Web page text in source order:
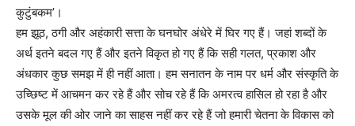
कुटुंबकम’।
हम झूठ, ठगी और अहंकारी सत्ता के घनघोर अंधेरे में घिर गए हैं। जहां शब्दों के
अर्थ इतने बदल गए हैं और इतने विकृत हो गए हैं कि सही गलत, प्रकाश और
अंधकार कुछ समझ में ही नहीं आता। हम सनातन के नाम पर धर्म और संस्कृति के
उच्छिष्ट में आचमन कर रहे हैं और सोच रहे हैं कि अमरत्व हासिल हो रहा है और
उसके मूल की ओर जाने का साहस नहीं कर रहे हैं जो हमारी चेतना के विकास को